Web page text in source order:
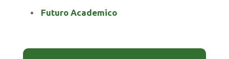
Futuro Academico